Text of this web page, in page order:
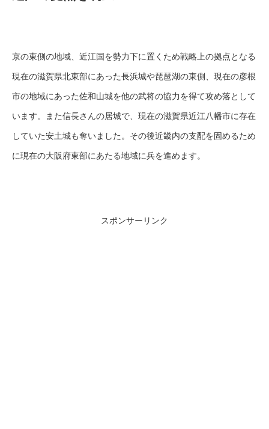
京の東側の地域、近江国を勢力下に置くため戦略上の拠点となる
現在の滋賀県北東部にあった長浜城や琵琶湖の東側、現在の彦根
市の地域にあった佐和山城を他の武将の協力を得て攻め落として
います。また信長さんの居城で、現在の滋賀県近江八幡市に存在
していた安土城も奪いました。その後近畿内の支配を固めるため
に現在の大阪府東部にあたる地域に兵を進めます。
スポンサーリンク